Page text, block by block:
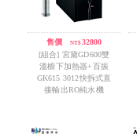
售價 /NT$32800
[組合] 宮黛GD600雙
溫櫥下加熱器+百振
GK615 3012快拆式直
接輸出RO純水機